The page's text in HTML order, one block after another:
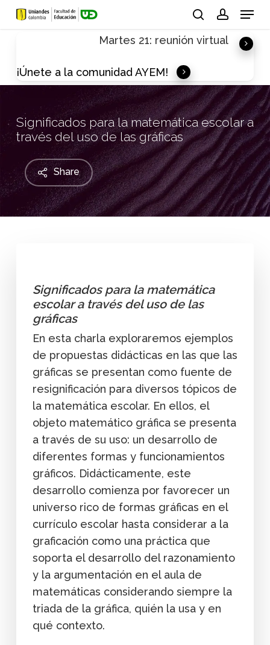
Skip
Menu
Martes 21: reunión virtual
¡Únete a la comunidad AYEM!
Significados para la matemática escolar a
través del uso de las gráficas
Share
Significados para la matemática
escolar a través del uso de las
gráficas
En esta charla exploraremos ejemplos
de propuestas didácticas en las que las
gráficas se presentan como fuente de
resignificación para diversos tópicos de
la matemática escolar. En ellos, el
objeto matemático gráfica se presenta
a través de su uso: un desarrollo de
diferentes formas y funcionamientos
gráficos. Didácticamente, este
desarrollo comienza por favorecer un
universo rico de formas gráficas en el
currículo escolar hasta considerar a la
graficación como una práctica que
soporta el desarrollo del razonamiento
y la argumentación en el aula de
matemáticas considerando siempre la
triada de la gráfica, quién la usa y en
qué contexto.